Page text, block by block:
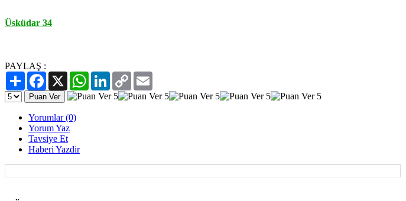
Üsküdar 34
PAYLAŞ :
PaylaşFacebook
X WhatsAppLinkedIn
Copy
Link
Yorumlar (0)
Yorum Yaz
Tavsiye Et
Haberi Yazdir